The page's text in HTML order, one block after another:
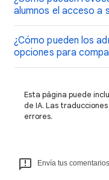
alumnos el acceso a
¿Cómo pueden los
opciones para
Esta página puede
de IA. Las
errores.
Envía tus